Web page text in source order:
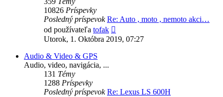
10826 Príspevky
Posledný príspevok Re: Auto , moto , nemoto akci…
od používateľa tofak
posledný
Utorok, 1. Októbra 2019, 07:27
Audio & Video & GPS
Audio, video, navigácia, ...
131 Témy
1288 Príspevky
Posledný príspevok Re: Lexus LS 600H